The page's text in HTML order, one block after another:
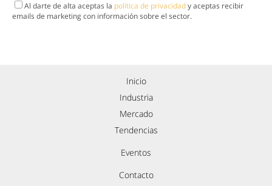
Al darte de alta aceptas la política de privacidady aceptas recibir
emails de marketing con información sobre el sector.
Inicio
Industria
Mercado
Tendencias
Eventos
Contacto